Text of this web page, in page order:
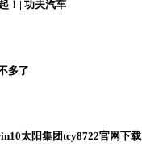
！| 功夫汽车
多了
太阳集团tcy8722官网下